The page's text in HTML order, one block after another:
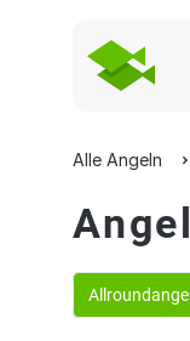
Alle Angeln